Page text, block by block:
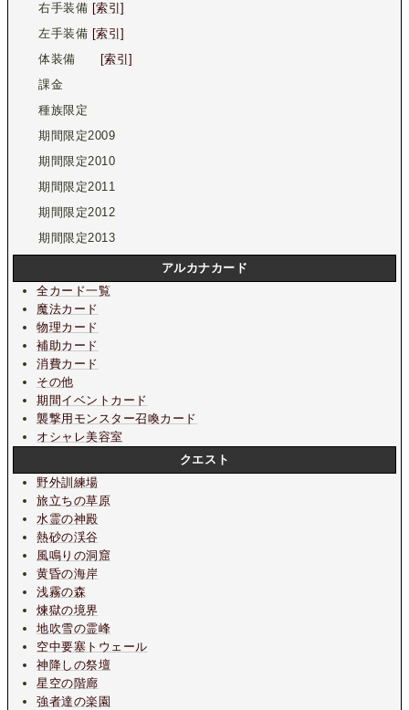
右手装備 [索引]
左手装備 [索引]
体装備
[索引]
課金
種族限定
期間限定2009
期間限定2010
期間限定2011
期間限定2012
期間限定2013
アルカナカード
全カード一覧
魔法カード
物理カード
補助カード
消費カード
その他
期間イベントカード
襲撃用モンスター召喚カード
オシャレ美容室
クエスト
野外訓練場
旅立ちの草原
水霊の神殿
熱砂の渓谷
風鳴りの洞窟
黄昏の海岸
浅霧の森
煉獄の境界
地吹雪の霊峰
空中要塞トウェール
神降しの祭壇
星空の階廊
強者達の楽園